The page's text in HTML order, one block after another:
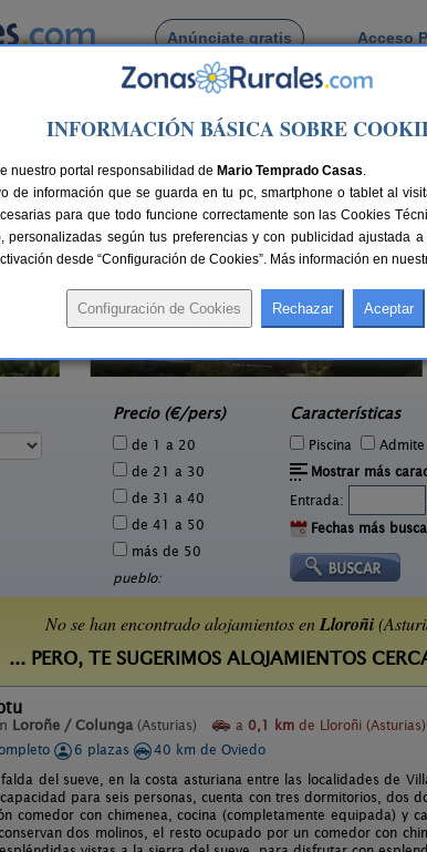
Anúnciate gratis Acceso
Busca por pueblo
Lloroñi
El Pajar de Pumarega
Precio (€/pers)
de 1 a 20
de 21 a 30
de 31 a 40
de 41 a 50
más de 50
pueblo:
Características
Piscina Admite
Mostrar más
Entrada:
Fechas más
No se han encontrado alojamientos enLloroñi
... PERO, TE SUGERIMOS ALOJAMIENTOS
Loroñe / Colunga (Asturias) a 0,1 km de Lloroñi (Asturias)
6 plazas
40 km de Oviedo
del sueve, en la costa asturiana entre las localidades de
para seis personas, cuenta con tres dormitorios, dos
comedor con chimenea, cocina (completamente equipada) y
dos molinos, el resto ocupado por un comedor con
INFORMACIÓN BÁSICA SOBRE
nuestro portal responsabilidad de Mario Temprado Casas.
de información que se guarda en tu pc, smartphone o tablet al
para que todo funcione correctamente son las Cookies
según tus preferencias y con publicidad ajustada
desde “Configuración de Cookies”. Más información en